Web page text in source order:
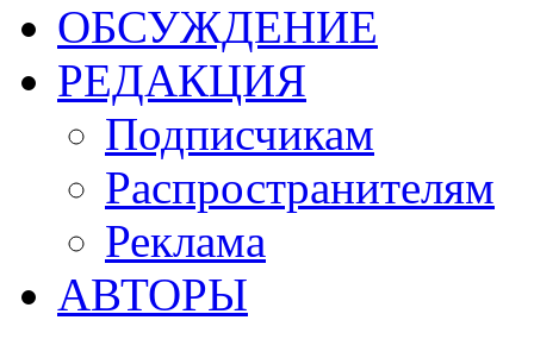
ОБСУЖДЕНИЕ
РЕДАКЦИЯ
Подписчикам
Распространителям
Реклама
АВТОРЫ